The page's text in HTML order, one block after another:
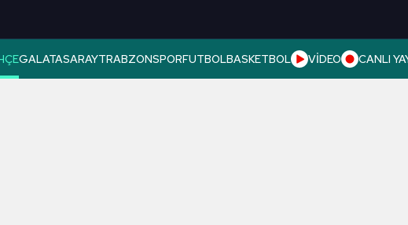
GALATASARAYTRABZONSPORFUTBOLBASKETBOL VİDEO CANLI